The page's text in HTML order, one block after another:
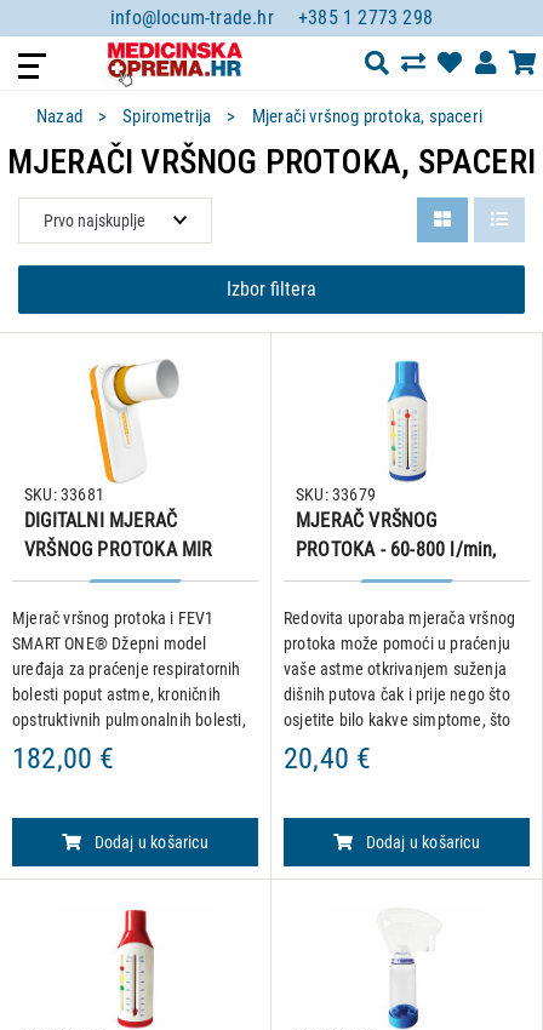
info@locum-trade.hr +385 1 2773 298
Nazad Spirometrija Mjerači vršnog protoka, spaceri
MJERAČI VRŠNOG PROTOKA, SPACERI
Izbor filtera
DIGITALNI MJERAČ
VRŠNOG PROTOKA MIR
SMART ONE
Mjerač vršnog protoka i FEV1
SMART ONE® Džepni model
uređaja za praćenje respiratornih
bolesti poput astme, kroničnih
opstruktivnih pulmonalnih bolesti,
cistične fibroze i sl. SMART ONE je
bežični uređaj koji se putem
SKU: 33681
182,00 €
Dodaj u košaricu
MJERAČ VRŠNOG
PROTOKA - 60-800 l/min,
za odrasle
Redovita uporaba mjerača vršnog
protoka može pomoći u praćenju
vaše astme otkrivanjem suženja
dišnih putova čak i prije nego što
osjetite bilo kakve simptome, što
vam daje vremena da prilagodite
lijek prije nego što se simptomi
SKU: 33679
20,40 €
Dodaj u košaricu